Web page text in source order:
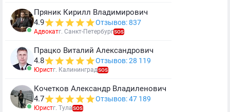
Пряник Кирилл Владимирович
4.9
Отзывов: 837
Адвокатг. Санкт-ПетербургSOS
Працко Виталий Александрович
4.8
Отзывов: 28 119
Юристг. КалининградSOS
Кочетков Александр Владиленович
4.7
Отзывов: 47 189
Юристг. ТулаSOS